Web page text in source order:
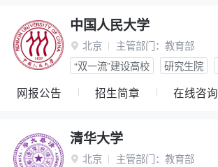
中国人民大学
 北京 主管部门： 教育部
“双一流”建设高校
研究生院
网报公告 招生简章 在线咨询
清华大学
 北京 主管部门： 教育部